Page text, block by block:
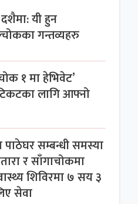
यी हुन
गन्तव्यहरु
१ मा हेभिवेट’
लागि आफ्नो
पाठेघर सम्बन्धी समस्या
र साँगाचोकमा
शिविरमा ७ सय ३
सेवा